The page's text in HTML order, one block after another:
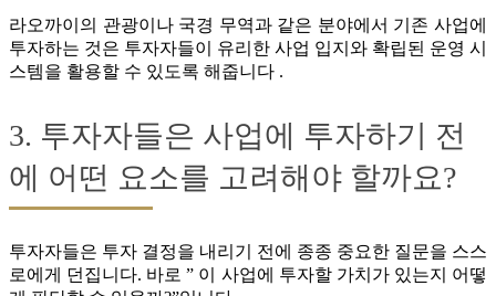
라오까이의 관광이나 국경 무역과 같은 분야에서 기존 사업에
투자하는 것은 투자자들이 유리한 사업 입지와 확립된 운영 시
스템을 활용할 수 있도록 해줍니다 .
3. 투자자들은 사업에 투자하기 전
에 어떤 요소를 고려해야 할까요?
투자자들은 투자 결정을 내리기 전에 종종 중요한 질문을 스스
로에게 던집니다. 바로 ” 이 사업에 투자할 가치가 있는지 어떻